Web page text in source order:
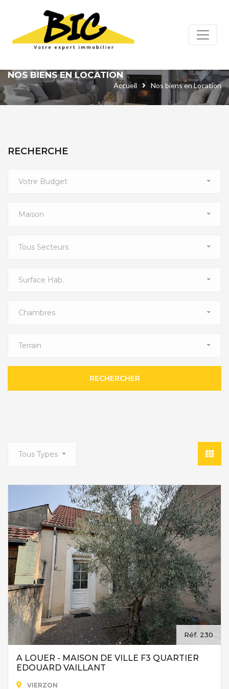
NOS BIENS EN LOCATION
Accueil Nos biens en Location
RECHERCHE
Votre Budget
Maison
Tous Secteurs
Surface Hab.
Chambres
Terrain
RECHERCHER
Tous Types
Réf. 230
A LOUER - MAISON DE VILLE F3 QUARTIER
EDOUARD VAILLANT
VIERZON